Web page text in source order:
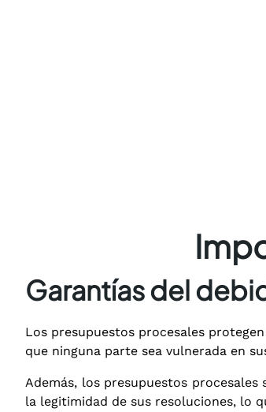
Garantías del
Los presupuestos procesales
que ninguna parte sea vulnerada en
Además, los presupuestos
la legitimidad de sus resoluciones, lo